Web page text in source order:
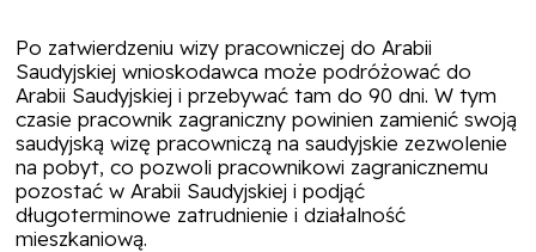
Po zatwierdzeniu wizy pracowniczej do Arabii
Saudyjskiej wnioskodawca może podróżować do
Arabii Saudyjskiej i przebywać tam do 90 dni. W tym
czasie pracownik zagraniczny powinien zamienić swoją
saudyjską wizę pracowniczą na saudyjskie zezwolenie
na pobyt, co pozwoli pracownikowi zagranicznemu
pozostać w Arabii Saudyjskiej i podjąć
długoterminowe zatrudnienie i działalność
mieszkaniową.